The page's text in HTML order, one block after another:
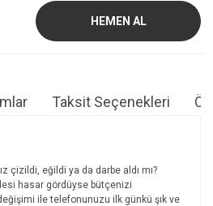
HEMEN AL
Taksit Seçenekleri
çizildi, eğildi ya da darbe aldı mı?
hasar gördüyse bütçenizi
ile telefonunuzu ilk günkü şık ve